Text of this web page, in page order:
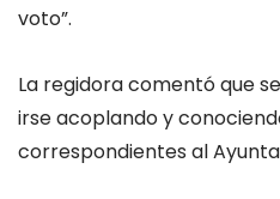
voto”.
La regidora comentó que
irse acoplando y
correspondientes al